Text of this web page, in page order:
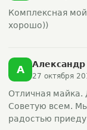
Комплексная
хорошо))
А Александр
27 октября
Отличная майка.
Советую всем.
радостью